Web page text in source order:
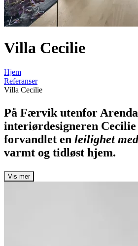
Villa Cecilie
Hjem
Referanser
Villa Cecilie
På Færvik utenfor
interiørdesigneren
forvandlet en leilighet
varmt og tidløst hjem.
Vis mer